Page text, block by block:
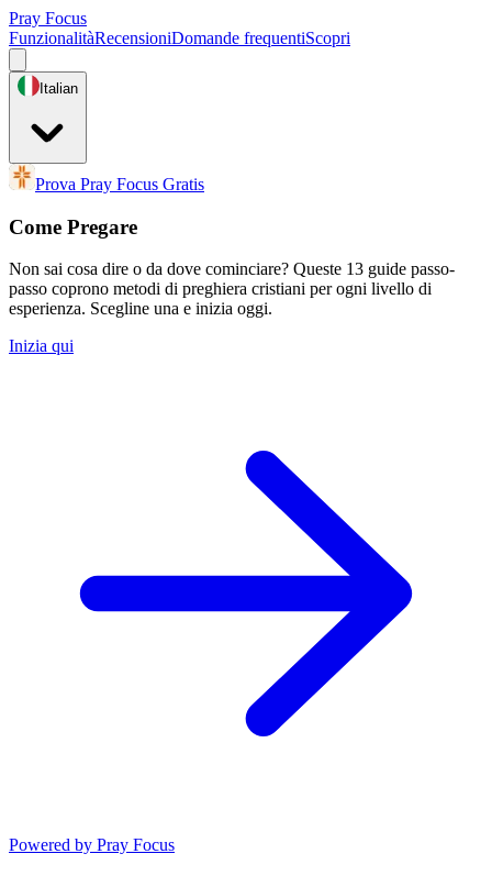
Pray Focus
FunzionalitàRecensioniDomande frequentiScopri
Italian
Prova Pray Focus Gratis
Come Pregare
Non sai cosa dire o da dove cominciare? Queste 13 guide passo-
passo coprono metodi di preghiera cristiani per ogni livello di
esperienza. Scegline una e inizia oggi.
Inizia qui
Powered by Pray Focus